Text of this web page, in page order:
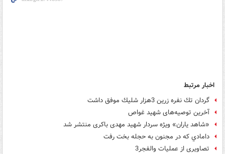
اخبار مرتبط
گردان تك نفره زرين 3هزار شليك موفق داشت
آخرین توصیه‌های شهید غواص
«شاهد یاران» ویژه سردار شهید مهدی باکری منتشر شد
دامادي كه در مجنون به حجله بخت رفت
تصاویری از عملیات والفجر3